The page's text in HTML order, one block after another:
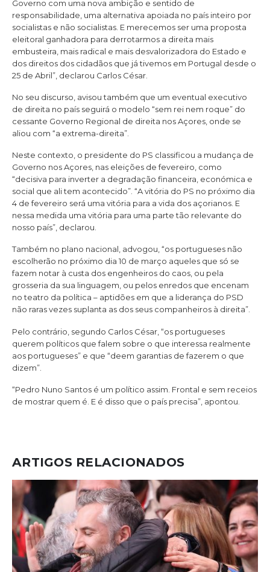
Governo com uma nova ambição e sentido de
responsabilidade, uma alternativa apoiada no país inteiro por
socialistas e não socialistas. E merecemos ser uma proposta
eleitoral ganhadora para derrotarmos a direita mais
embusteira, mais radical e mais desvalorizadora do Estado e
dos direitos dos cidadãos que já tivemos em Portugal desde o
25 de Abril”, declarou Carlos César.
No seu discurso, avisou também que um eventual executivo
de direita no país seguirá o modelo “sem rei nem roque” do
cessante Governo Regional de direita nos Açores, onde se
aliou com “a extrema-direita”.
Neste contexto, o presidente do PS classificou a mudança de
Governo nos Açores, nas eleições de fevereiro, como
“decisiva para inverter a degradação financeira, económica e
social que ali tem acontecido”. “A vitória do PS no próximo dia
4 de fevereiro será uma vitória para a vida dos açorianos. E
nessa medida uma vitória para uma parte tão relevante do
nosso país”, declarou.
Também no plano nacional, advogou, “os portugueses não
escolherão no próximo dia 10 de março aqueles que só se
fazem notar à custa dos engenheiros do caos, ou pela
grosseria da sua linguagem, ou pelos enredos que encenam
no teatro da política – aptidões em que a liderança do PSD
não raras vezes suplanta as dos seus companheiros à direita”.
Pelo contrário, segundo Carlos César, “os portugueses
querem políticos que falem sobre o que interessa realmente
aos portugueses” e que “deem garantias de fazerem o que
dizem”.
“Pedro Nuno Santos é um político assim. Frontal e sem receios
de mostrar quem é. E é disso que o país precisa”, apontou.
ARTIGOS RELACIONADOS